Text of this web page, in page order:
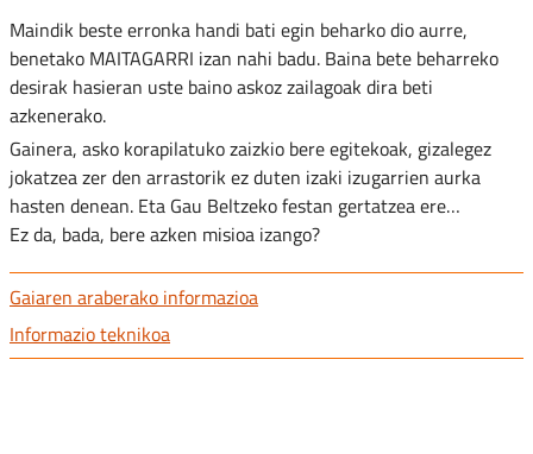
Maindik beste erronka handi bati egin beharko dio aurre,
benetako MAITAGARRI izan nahi badu. Baina bete beharreko
desirak hasieran uste baino askoz zailagoak dira beti
azkenerako.
Gainera, asko korapilatuko zaizkio bere egitekoak, gizalegez
jokatzea zer den arrastorik ez duten izaki izugarrien aurka
hasten denean. Eta Gau Beltzeko festan gertatzea ere…
Ez da, bada, bere azken misioa izango?
Gaiaren araberako informazioa
Informazio teknikoa